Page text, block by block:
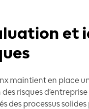
et
maintient en place
risques
des processus